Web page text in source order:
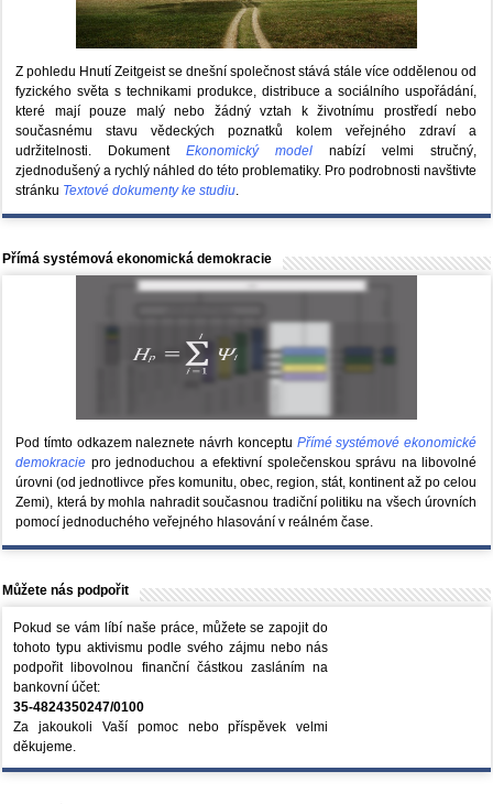
Z pohledu Hnutí Zeitgeist se dnešní společnost stává stále více oddělenou od
fyzického světa s technikami produkce, distribuce a sociálního uspořádání,
které mají pouze malý nebo žádný vztah k životnímu prostředí nebo
současnému stavu vědeckých poznatků kolem veřejného zdraví a
udržitelnosti. DokumentEkonomický model nabízí velmi stručný,
zjednodušený a rychlý náhled do této problematiky. Pro podrobnosti navštivte
stránku Textové dokumenty ke studiu.
Přímá systémová ekonomická demokracie
Pod tímto odkazem naleznete návrh konceptu Přímé systémové ekonomické
demokracie pro jednoduchou a efektivní společenskou správu na libovolné
úrovni (od jednotlivce přes komunitu, obec, region, stát, kontinent až po celou
Zemi), která by mohla nahradit současnou tradiční politiku na všech úrovních
pomocí jednoduchého veřejného hlasování v reálném čase.
Můžete nás podpořit
Pokud se vám líbí naše práce, můžete se zapojit do
tohoto typu aktivismu podle svého zájmu nebo nás
podpořit libovolnou finanční částkou zasláním na
bankovní účet:
35-4824350247/0100
Za jakoukoli Vaší pomoc nebo příspěvek velmi
děkujeme.